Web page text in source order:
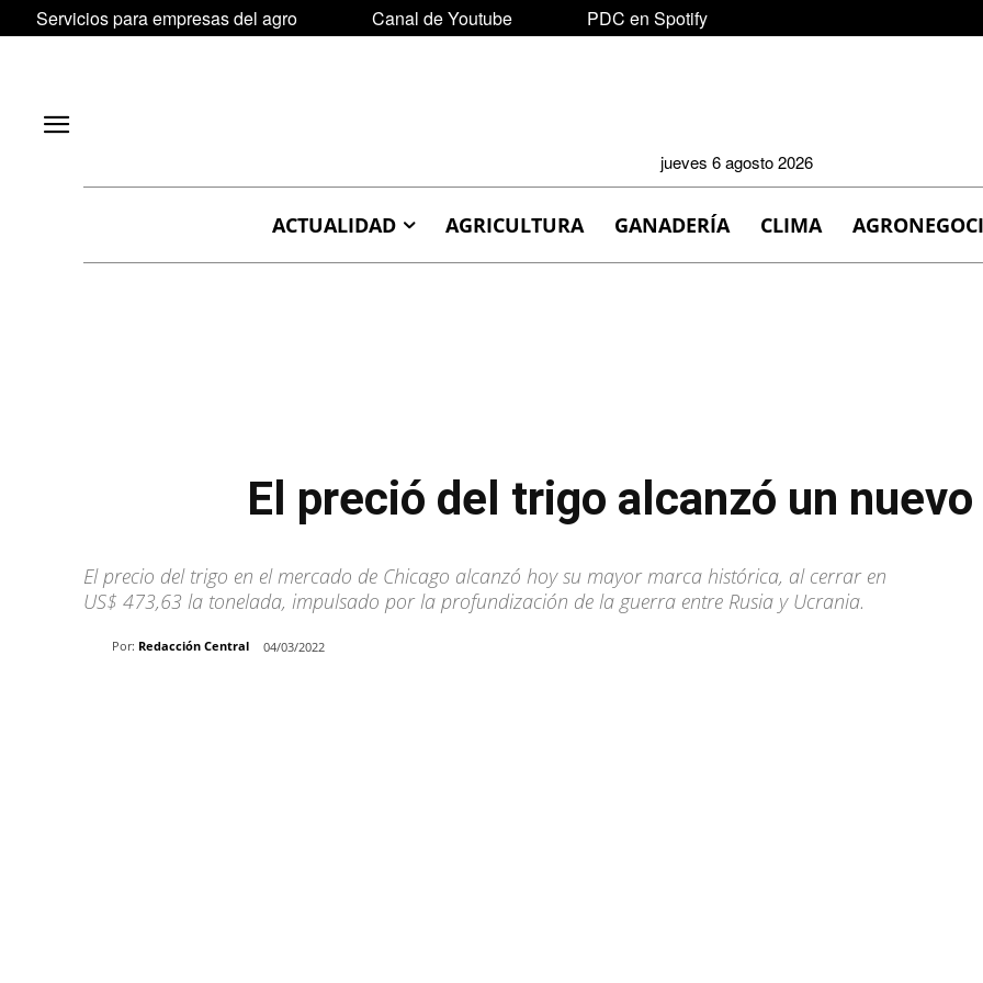
Servicios para empresas del agro Canal de Youtube PDC en Spotify
jueves 6 agosto 2026
ACTUALIDAD AGRICULTURA GANADERÍA CLIMA
El preció del trigo alcanzó un
El precio del trigo en el mercado de Chicago alcanzó hoy su mayor marca histórica, al cerrar en
US$ 473,63 la tonelada, impulsado por la profundización de la guerra entre Rusia y Ucrania.
Por: Redacción Central 04/03/2022